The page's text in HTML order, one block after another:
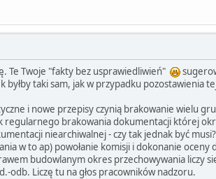
Te Twoje "fakty bez usprawiedliwień"
taki sam, jak w przypadku pozostawienia
i nowe przepisy czynią brakowanie wielu
regularnego brakowania dokumentacji której
niearchiwalnej - czy tak jednak być
w to ap) powołanie komisji i dokonanie
budowlanym okres przechowywania liczy
odb. Liczę tu na głos pracowników nadzoru.